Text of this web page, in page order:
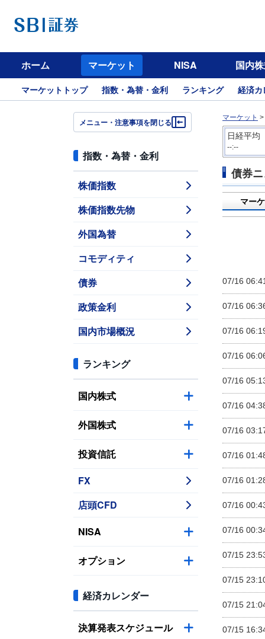
ホーム マーケット NISA 国内
マーケットトップ 指数・為替・金利 ランキング 経済
メニュー・注意事項を閉じる
指数・為替・金利
株価指数
株価指数先物
外国為替
コモディティ
債券
政策金利
国内市場概況
ランキング
国内株式
外国株式
投資信託
FX
店頭CFD
NISA
オプション
経済カレンダー
決算発表スケジュール
マーケット >
日経平均
--:--
債券
マー
07/16
07/16
07/16
07/16
07/16
07/16
07/16
07/16
07/16
07/16
07/16
07/15
07/15
07/15
07/15